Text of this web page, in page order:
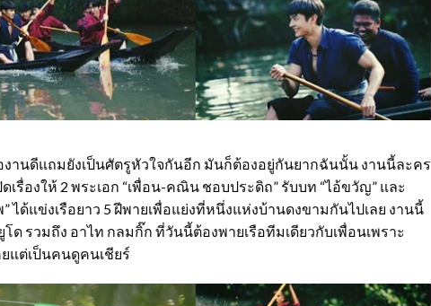
านดีแถมยังเป็นศัตรูหัวใจกันอีก มันก็ต้องอยู่กันยากฉันนั้น งานนี้ละคร
รื่องให้ 2 พระเอก “เพื่อน-คณิน ชอบประดิถ” รับบท “ไอ้ขวัญ” และ
ได้แข่งเรือยาว 5 ฝีพายเพื่อแย่งที่หนึ่งแห่งบ้านดงขามกันไปเลย งานนี้
ด รวมถึง อาไท กลมกิ๊ก ที่วันนี้ต้องพายเรือทีมเดียวกับเพื่อนเพราะ
แต่เป็นคนดูคนเชียร์